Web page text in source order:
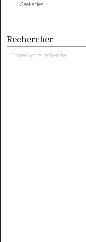
Geekeries
Rechercher